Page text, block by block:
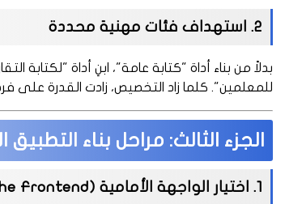
2. استهداف فئات مهنية محددة
بدلاً من بناء أداة "كتابة عامة"، ابنِ أداة "لكتابة
للمعلمين". كلما زاد التخصيص، زادت القدرة على
الجزء الثالث: مراحل بناء
1. اختيار الواجهة الأمامية (The Frontend)